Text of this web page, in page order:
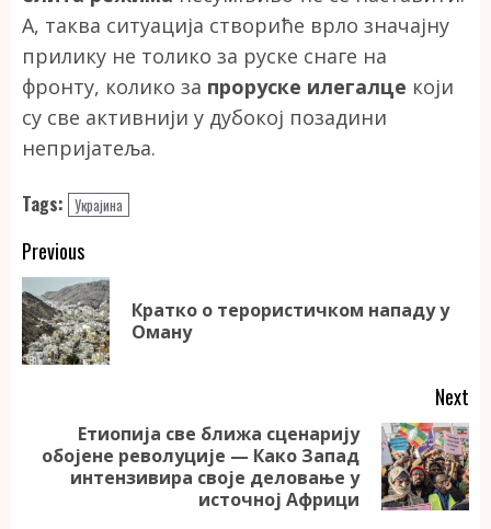
А, таква ситуација створиће врло значајну
прилику не толико за руске снаге на
фронту, колико за проруске илегалце који
су све активнији у дубокој позадини
непријатеља.
Tags: Украјина
Continue
Reading
Previous
Кратко о терористичком нападу у
Оману
Next
Next
Етиопија све ближа сценарију
обојене револуције — Како Запад
интензивира своје деловање у
источној Африци